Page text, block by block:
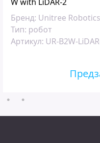
Бренд: Unitree Robotics
Тип: робот
Артикул: UR-B2W-